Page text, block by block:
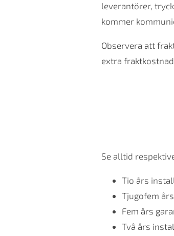
leverantörer,
kommer
Observera att
extra
Se alltid
Tio års
Tjugofem
Fem års
Två års